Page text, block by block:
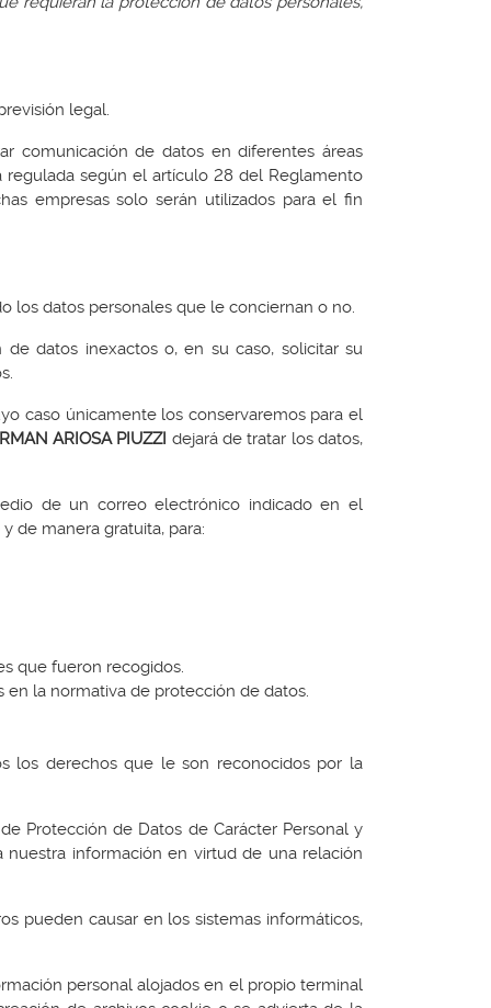
legal.
comunicación de datos en diferentes áreas
regulada según el artículo 28 del Reglamento
empresas solo serán utilizados para el fin
los datos personales que le conciernan o no.
datos inexactos o, en su caso, solicitar su
caso únicamente los conservaremos para el
ARIOSA PIUZZI dejará de tratar los datos,
de un correo electrónico indicado en el
de manera gratuita, para:
que fueron recogidos.
la normativa de protección de datos.
los derechos que le son reconocidos por la
Protección de Datos de Carácter Personal y
información en virtud de una relación
pueden causar en los sistemas informáticos,
personal alojados en el propio terminal